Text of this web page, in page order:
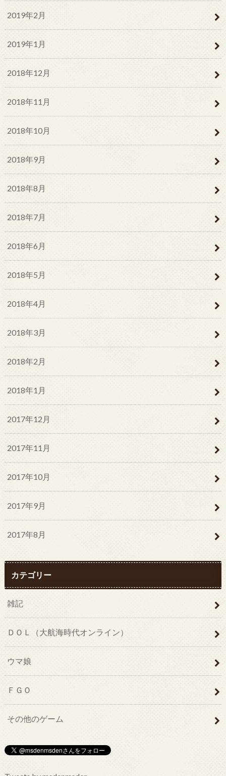
2019年2月
2019年1月
2018年12月
2018年11月
2018年10月
2018年9月
2018年8月
2018年7月
2018年6月
2018年5月
2018年4月
2018年3月
2018年2月
2018年1月
2017年12月
2017年11月
2017年10月
2017年9月
2017年8月
カテゴリー
雑記
ＤＯＬ（大航海時代オンライン）
ウマ娘
ＦＧＯ
その他のゲーム